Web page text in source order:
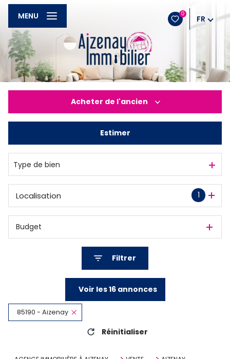
0
FR
MENU
Acheter de l'ancien
Estimer
Type de bien
1
Localisation
Budget
Filtrer
Voir les16annonces
85190 - Aizenay
Réinitialiser